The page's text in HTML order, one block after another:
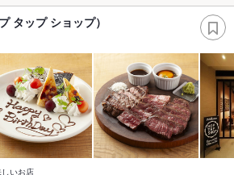
タップ ショップ）
いお店